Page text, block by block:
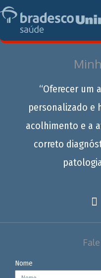
“Oferecer um
personalizado e
acolhimento e a
correto
Nome